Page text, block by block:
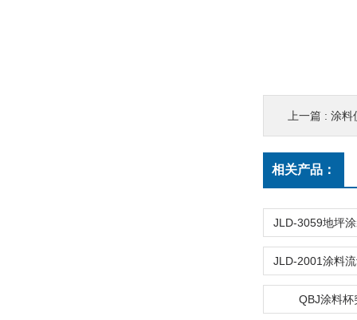
上一篇 : 涂料
相关产品：
QBJ涂料杯